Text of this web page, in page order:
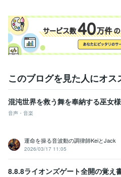
ブログにて　天より　神々より御神託
御覧いただけましたら幸いです
ブログ　→　宇宙意識と未来農業に向
天命を受け　2020年11月より
詳しくはブログのプロフィールにて記
購入頂いた後　ネット環境やPC環境故
イレギュラーが発生した場合
「正式回答は　〇〇時頃のお届け予定
このブログを見た人にオス
混沌世界を救う舞を奉納する巫女様
音声・音楽
運命を操る音波動の調律師KeiとJack
2026/03/17 11:05
8.8.8ライオンズゲート全開の覚え